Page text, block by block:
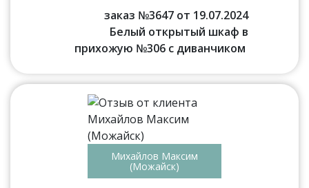
заказ №3647 от 19.07.2024
Белый открытый шкаф в
прихожую №306 с диванчиком
Михайлов Максим
(Можайск)